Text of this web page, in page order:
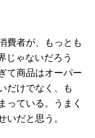
費者が、もっとも
じゃないだろう
て商品はオーパー
だけでなく、も
っている。うまく
いだと思う。